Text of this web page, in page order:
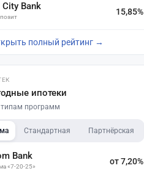
Bank 15,85%
полный рейтинг →
ипотеки
типам программ
Стандартная Партнёрская
Bank
«7-20-25»
от 7,20%